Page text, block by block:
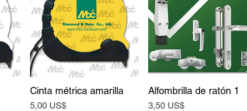
Vista rápida
Cinta métrica amarilla
Precio
5,00 US$
Vista rápida
Alfombrilla de ratón 1
Precio
3,50 US$